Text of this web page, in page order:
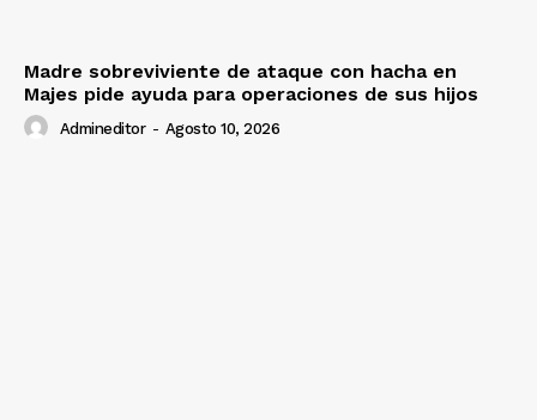
Madre sobreviviente de ataque con hacha en
Majes pide ayuda para operaciones de sus hijos
Admineditor - Agosto 10, 2026